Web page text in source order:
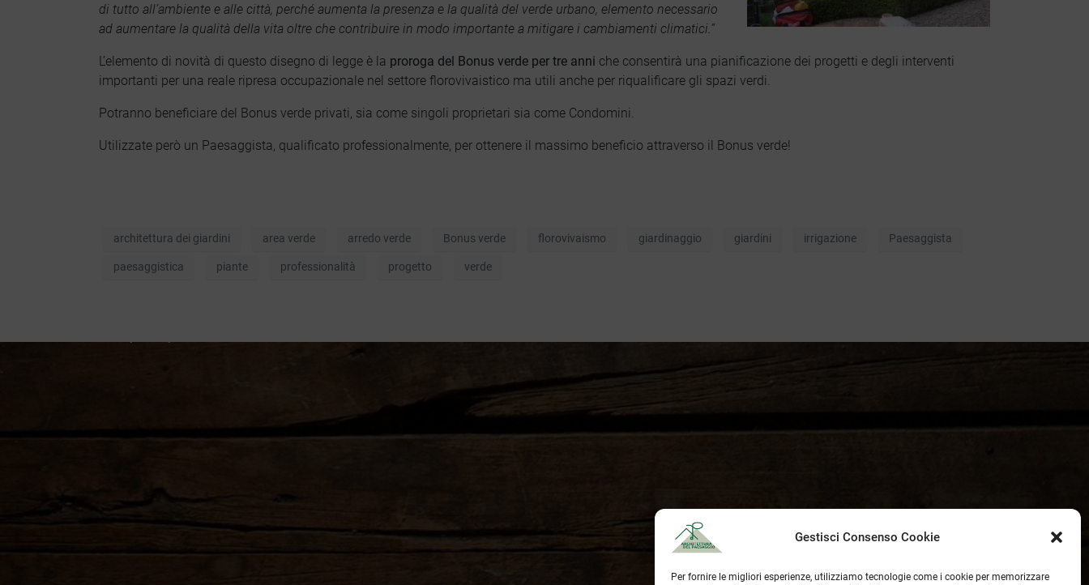
Gestisci Consenso Cookie
Per fornire le migliori esperienze, utilizziamo tecnologie come i cookie per memorizzare
di tutto all’ambiente e alle città, perché aumenta la presenza e la qualità del verde urbano, elemento necessario
ad aumentare la qualità della vita oltre che contribuire in modo importante a mitigare i cambiamenti climatici.”
L’elemento di novità di questo disegno di legge è la proroga del Bonus verde per tre anni che consentirà una pianificazione dei progetti e degli interventi
importanti per una reale ripresa occupazionale nel settore florovivaistico ma utili anche per riqualificare gli spazi verdi.
Potranno beneficiare del Bonus verde privati, sia come singoli proprietari sia come Condomini.
Utilizzate però un Paesaggista, qualificato professionalmente, per ottenere il massimo beneficio attraverso il Bonus verde!
architettura dei giardini area verde arredo verde Bonus verde florovivaismo giardinaggio giardini irrigazione Paesaggista
paesaggistica piante professionalità progetto verde
CONTATTACI
s.lastrucci@pec.epap.it
STUDIO ADP
Lavori
Chi siamo
INQUADRA IL QR CODE !